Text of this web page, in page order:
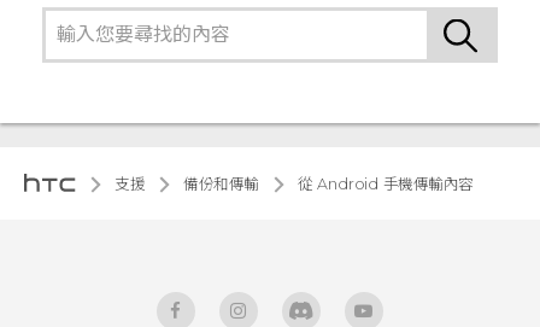
支援 備份和傳輸 從 Android 手機傳輸內容